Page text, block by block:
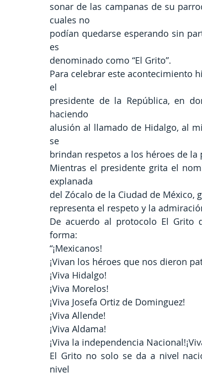
sonar de las campanas de su
cuales no
podían quedarse esperando sin
es
denominado como “El Grito”.
Para celebrar este acontecimiento
el
presidente de la República, en
haciendo
alusión al llamado de Hidalgo, al
se
brindan respetos a los héroes de la
Mientras el presidente grita el
explanada
del Zócalo de la Ciudad de México,
representa el respeto y la
De acuerdo al protocolo El Grito
forma:
“¡Mexicanos!
¡Vivan los héroes que nos dieron
¡Viva Hidalgo!
¡Viva Morelos!
¡Viva Josefa Ortiz de Dominguez!
¡Viva Allende!
¡Viva Aldama!
¡Viva la independencia
El Grito no solo se da a nivel
nivel